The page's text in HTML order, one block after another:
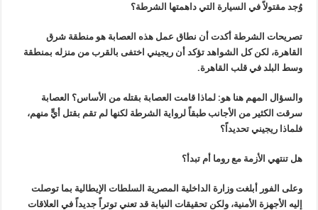
وُجد مقتولاً في السيارة التي داهمتها الشرطة؟
تصريحات الشرطة أكدت أن نطاق عمل هذه العصابة هو منطقة شرق
القاهرة، لكن كل الشواهد تؤكد أن ريجيني اختفى بالقرب من منزله بمنطقة
وسط البلد في قلب القاهرة.
والسؤال المهم هنا هو: لماذا قامت العصابة بقتله من الأساس؟ العصابة
سرقت الكثير من الأجانب طبقاً لرواية الشرطة لكنها لم تقم بقتل أيٍّ منهم،
فلماذا ريجيني تحديداً؟
هل تنتهي الأزمة مع روما أم تبدأ؟
وعلى الفور أبلغت وزارة الداخلية المصرية السلطات الإيطالية بما توصلت
إليه الأجهزة الأمنية، ولكن تحقيقات النيابة قد تعني توتراً جديداً في العلاقات